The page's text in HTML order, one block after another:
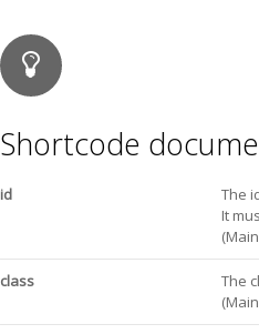
Shortcode
id
The
It
class
The